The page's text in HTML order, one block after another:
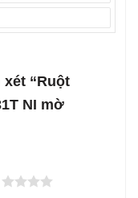
“Ruột
NI mờ